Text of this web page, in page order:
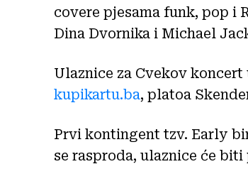
covere pjesama funk, pop i
Dina Dvornika i Michael
Ulaznice za Cvekov
kupikartu.ba, platoa
Prvi kontingent tzv. Early
se rasproda, ulaznice će biti